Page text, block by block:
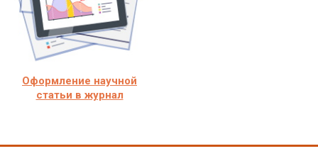
Оформление научной
статьи в журнал